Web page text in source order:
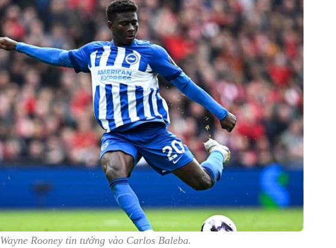
Wayne Rooney tin tưởng vào Carlos Baleba.